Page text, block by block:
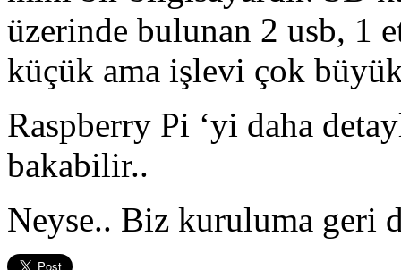
üzerinde bulunan 2 usb, 1
küçük ama işlevi çok
Raspberry Pi ‘yi daha
bakabilir..
Neyse.. Biz kuruluma geri